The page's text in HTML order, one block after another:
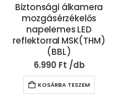
Biztonsági álkamera
mozgásérzékelős
napelemes LED
reflektorral MSK(THM)
(BBL)
6.990 Ft
KOSÁRBA TESZEM